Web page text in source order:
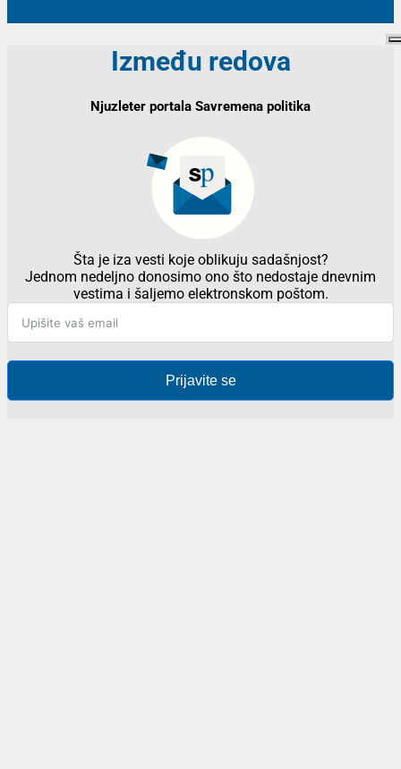
Između redova
Njuzleter portala Savremena politika
Šta je iza vesti koje oblikuju sadašnjost?
Jednom nedeljno donosimo ono što nedostaje dnevnim
vestima i šaljemo elektronskom poštom.
Prijavite se